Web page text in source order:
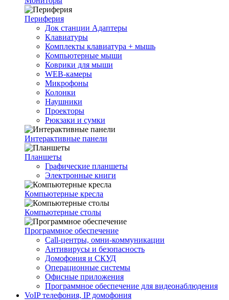
Периферия
Док станции Адаптеры
Клавиатуры
Комплекты клавиатура + мышь
Компьютерные мыши
Коврики для мыши
WEB-камеры
Микрофоны
Колонки
Наушники
Проекторы
Рюкзаки и сумки
Интерактивные панели
Планшеты
Графические планшеты
Электронные книги
Компьютерные кресла
Компьютерные столы
Программное обеспечение
Call-центры, омни-коммуникации
Антивирусы и безопасность
Домофония и СКУД
Операционные системы
Офисные приложения
Программное обеспечение для видеонаблюдения
VoIP телефония, IP домофония